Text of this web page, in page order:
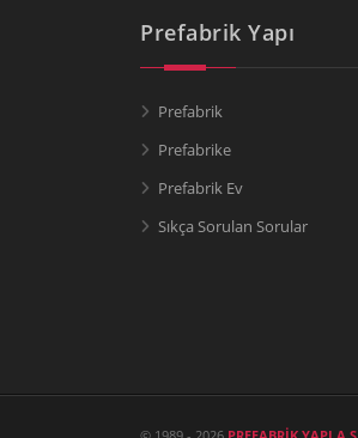
Prefabrik Yapı
Prefabrik
Prefabrike
Prefabrik Ev
Sıkça Sorulan Sorular